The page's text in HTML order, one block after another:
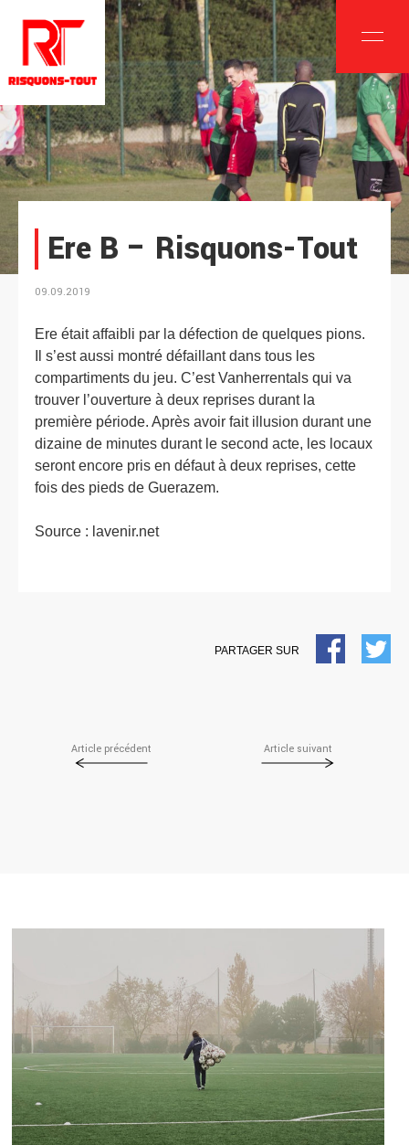
Ere B – Risquons-Tout
09.09.2019
Ere était affaibli par la défection de quelques pions.
Il s’est aussi montré défaillant dans tous les
compartiments du jeu. C’est Vanherrentals qui va
trouver l’ouverture à deux reprises durant la
première période. Après avoir fait illusion durant une
dizaine de minutes durant le second acte, les locaux
seront encore pris en défaut à deux reprises, cette
fois des pieds de Guerazem.
Source : lavenir.net
PARTAGER SUR
FACEBOOK
Article précédent Article suivant